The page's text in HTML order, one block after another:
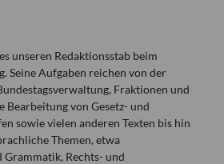
unseren Redaktionsstab beim
Seine Aufgaben reichen von der
Fraktionen und
Bearbeitung von Gesetz- und
sowie vielen anderen Texten bis hin
Themen, etwa
Grammatik, Rechts- und